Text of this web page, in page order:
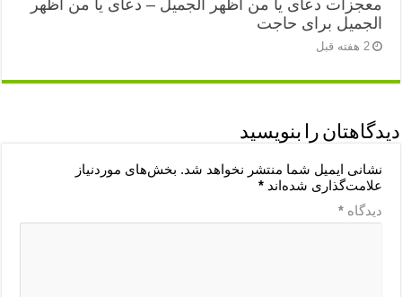
معجزات دعای یا من اظهر الجمیل – دعای یا من اظهر
الجمیل برای حاجت
2 هفته قبل
دیدگاهتان را بنویسید
نشانی ایمیل شما منتشر نخواهد شد. بخش‌های موردنیاز
علامت‌گذاری شده‌اند*
دیدگاه*